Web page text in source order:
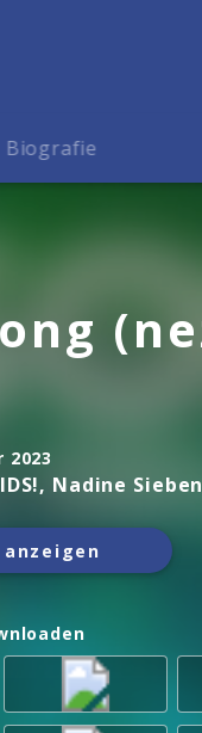
Biografie
2023
Nadine Sieben